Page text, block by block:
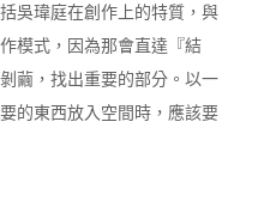
吳瑋庭在創作上的特質，與
模式，因為那會直達『結
繭，找出重要的部分。以一
的東西放入空間時，應該要